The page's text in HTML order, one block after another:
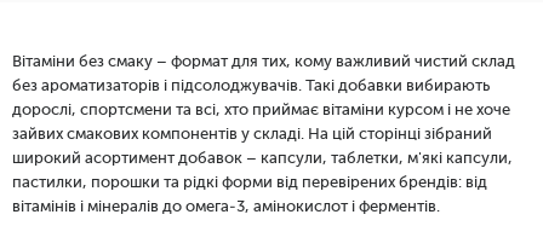
Вітаміни без смаку – формат для тих, кому важливий чистий склад
без ароматизаторів і підсолоджувачів. Такі добавки вибирають
дорослі, спортсмени та всі, хто приймає вітаміни курсом і не хоче
зайвих смакових компонентів у складі. На цій сторінці зібраний
широкий асортимент добавок – капсули, таблетки, м'які капсули,
пастилки, порошки та рідкі форми від перевірених брендів: від
вітамінів і мінералів до омега-3, амінокислот і ферментів.